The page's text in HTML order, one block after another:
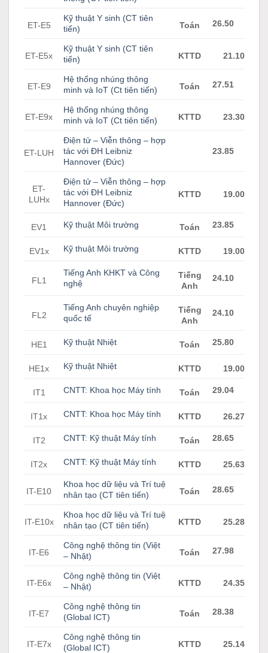
ET-E5
Kỹ thuật Y sinh (CT tiên
tiến)
Toán 26.50
ET-E5x
Kỹ thuật Y sinh (CT tiên
tiến)
KTTD 21.10
ET-E9
Hệ thống nhúng thông
minh và IoT (Ct tiên tiến)
Toán 27.51
ET-E9x
Hệ thống nhúng thông
minh và IoT (Ct tiên tiến)
KTTD 23.30
ET-LUH
Điện tử – Viễn thông – hợp
tác với ĐH Leibniz
Hannover (Đức)
23.85
ET-
LUHx
Điện tử – Viễn thông – hợp
tác với ĐH Leibniz
Hannover (Đức)
KTTD 19.00
EV1 Kỹ thuật Môi trường Toán 23.85
EV1x Kỹ thuật Môi trường KTTD 19.00
FL1
Tiếng Anh KHKT và Công
nghệ
Tiếng
Anh
24.10
FL2
Tiếng Anh chuyên nghiệp
quốc tế
Tiếng
Anh
24.10
HE1 Kỹ thuật Nhiệt Toán 25.80
HE1x Kỹ thuật Nhiệt KTTD 19.00
IT1 CNTT: Khoa học Máy tính Toán 29.04
IT1x CNTT: Khoa học Máy tính KTTD 26.27
IT2 CNTT: Kỹ thuật Máy tính Toán 28.65
IT2x CNTT: Kỹ thuật Máy tính KTTD 25.63
IT-E10
Khoa học dữ liệu và Trí tuệ
nhân tạo (CT tiên tiến)
Toán 28.65
IT-E10x
Khoa học dữ liệu và Trí tuệ
nhân tạo (CT tiên tiến)
KTTD 25.28
IT-E6
Công nghệ thông tin (Việt
– Nhật)
Toán 27.98
IT-E6x
Công nghệ thông tin (Việt
– Nhật)
KTTD 24.35
IT-E7
Công nghệ thông tin
(Global ICT)
Toán 28.38
IT-E7x
Công nghệ thông tin
(Global ICT)
KTTD 25.14